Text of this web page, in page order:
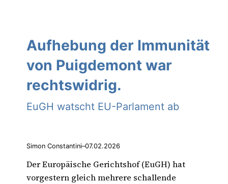
Aufhebung der Immunität
von Puigdemont war
rechtswidrig.
EuGH watscht EU-Parlament ab
Simon Constantini–07.02.2026
Der Europäische Gerichtshof (EuGH) hat
vorgestern gleich mehrere schallende